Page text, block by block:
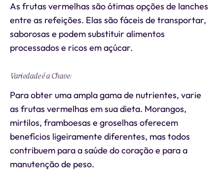
As frutas vermelhas são ótimas opções de lanches
entre as refeições. Elas são fáceis de transportar,
saborosas e podem substituir alimentos
processados e ricos em açúcar.
Variedade é a Chave:
Para obter uma ampla gama de nutrientes, varie
as frutas vermelhas em sua dieta. Morangos,
mirtilos, framboesas e groselhas oferecem
benefícios ligeiramente diferentes, mas todos
contribuem para a saúde do coração e para a
manutenção de peso.